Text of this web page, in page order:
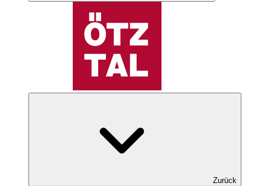
Zurück